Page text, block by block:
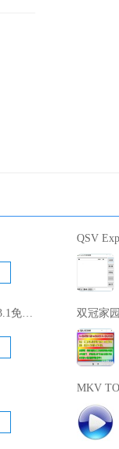
QSV
双冠家园QSV格式转换器(能用的qsv转换工具) v3.1免费版 双冠家
MKV